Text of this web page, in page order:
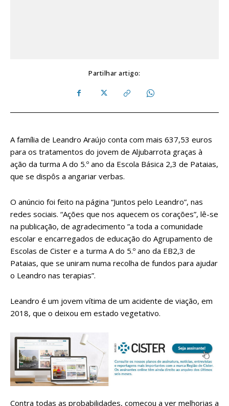
Partilhar artigo:
A família de Leandro Araújo conta com mais 637,53 euros
para os tratamentos do jovem de Aljubarrota graças à
ação da turma A do 5.º ano da Escola Básica 2,3 de Pataias,
que se dispôs a angariar verbas.
O anúncio foi feito na página “Juntos pelo Leandro”, nas
redes sociais. “Ações que nos aquecem os corações”, lê-se
na publicação, de agradecimento ”a toda a comunidade
escolar e encarregados de educação do Agrupamento de
Escolas de Cister e a turma A do 5.º ano da EB2,3 de
Pataias, que se uniram numa recolha de fundos para ajudar
o Leandro nas terapias”.
Leandro é um jovem vítima de um acidente de viação, em
2018, que o deixou em estado vegetativo.
Contra todas as probabilidades, começou a ver melhorias a